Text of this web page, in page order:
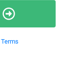
Terms